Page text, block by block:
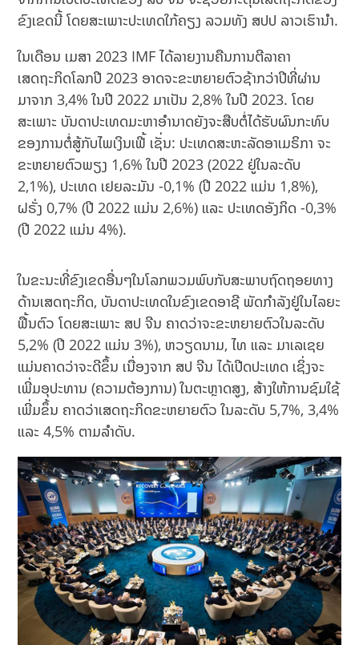
ຂົງເຂດນີ້ ໂດຍສະເພາະປະເທດໃກ້ຄຽງ ລວມທັງ ສປປ ລາວເຮົານຳ.
ໃນເດືອນ ເມສາ 2023 IMF ໄດ້ລາຍງານຄືນການຕີລາຄາ
ເສດຖະກິດໂລກປີ 2023 ອາດຈະຂະຫຍາຍຕົວຊ້າກວ່າປີທີ່ຜ່ານ
ມາຈາກ 3,4% ໃນປີ 2022 ມາເປັນ 2,8% ໃນປີ 2023. ໂດຍ
ສະເພາະ ບັນດາປະເທດມະຫາອຳນາດຍັງຈະສືບຕໍ່ໄດ້ຮັບຜົນກະທົບ
ຂອງການຕໍ່ສູ້ກັບໄພເງິນເຟີ້ ເຊັ່ນ: ປະເທດສະຫະລັດອາເມຣິກາ ຈະ
ຂະຫຍາຍຕົວພຽງ 1,6% ໃນປີ 2023 (2022 ຢູ່ໃນລະດັບ
2,1%), ປະເທດ ເຢຍລະມັນ -0,1% (ປີ 2022 ແມ່ນ 1,8%),
ຝຣັ່ງ 0,7% (ປີ 2022 ແມ່ນ 2,6%) ແລະ ປະເທດອັງກິດ -0,3%
(ປີ 2022 ແມ່ນ 4%).
ໃນຂະນະທີ່ຂົງເຂດອື່ນໆໃນໂລກພວມພົບກັບສະພາບຖົດຖອຍທາງ
ດ້ານເສດຖະກິດ, ບັນດາປະເທດໃນຂົງເຂດອາຊີ ພັດກຳລັງຢູ່ໃນໄລຍະ
ຟື້ນຕົວ ໂດຍສະເພາະ ສປ ຈີນ ຄາດວ່າຈະຂະຫຍາຍຕົວໃນລະດັບ
5,2% (ປີ 2022 ແມ່ນ 3%), ຫວຽດນາມ, ໄທ ແລະ ມາເລເຊຍ
ແມ່ນຄາດວ່າຈະດີຂຶ້ນ ເນື່ອງຈາກ ສປ ຈີນ ໄດ້ເປີດປະເທດ ເຊິ່ງຈະ
ເພີ່ມອຸປະທານ (ຄວາມຕ້ອງການ) ໃນຕະຫຼາດສູງ, ສ້າງໃຫ້ການຊົມໃຊ້
ເພີ່ມຂຶ້ນ ຄາດວ່າເສດຖະກິດຂະຫຍາຍຕົວ ໃນລະດັບ 5,7%, 3,4%
ແລະ 4,5% ຕາມລຳດັບ.